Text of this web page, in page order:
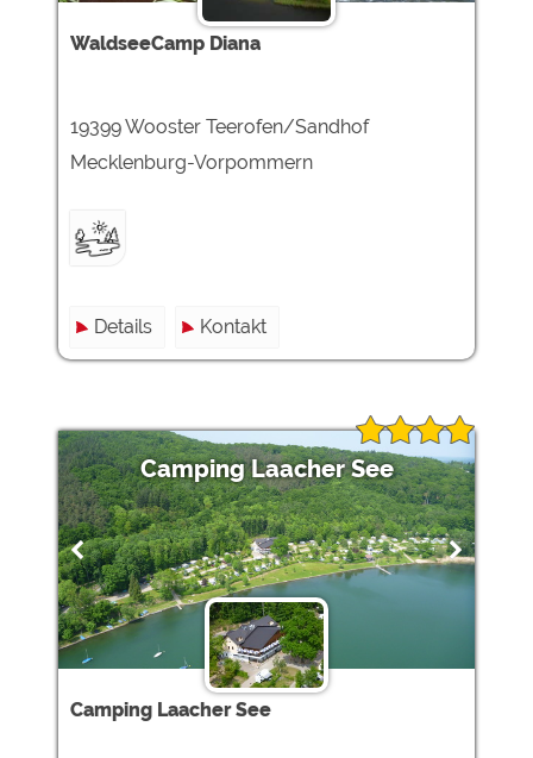
WaldseeCamp Diana
19399 Wooster Teerofen/Sandhof
Mecklenburg-Vorpommern
Details Kontakt
Camping Laacher See
Camping Laacher See